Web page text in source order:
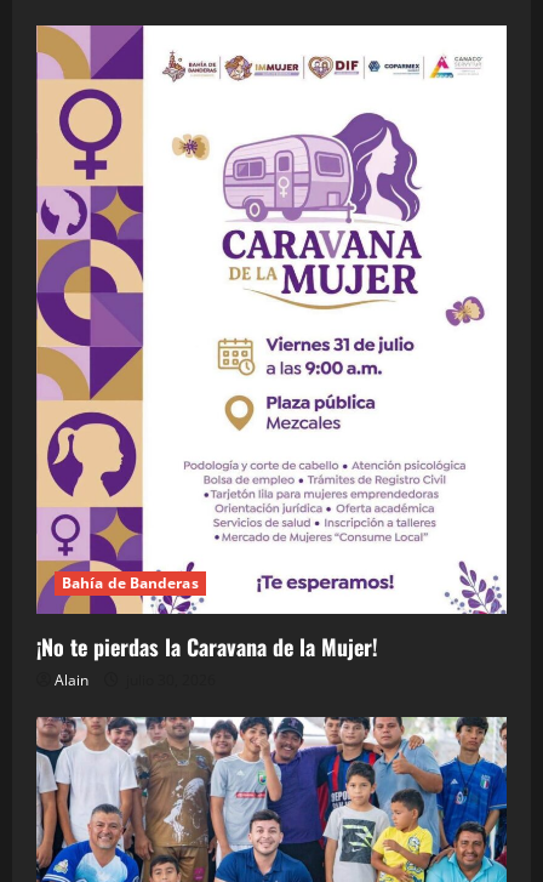
Bahía de Banderas
¡No te pierdas la Caravana de la Mujer!
Alain